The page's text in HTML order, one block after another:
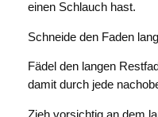
einen Schlauch hast.
Schneide den Faden
Fädel den langen
damit durch jede